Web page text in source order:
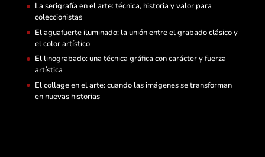
La serigrafía en el arte: técnica, historia y valor para
coleccionistas
El aguafuerte iluminado: la unión entre el grabado clásico y
el color artístico
El linograbado: una técnica gráfica con carácter y fuerza
artística
El collage en el arte: cuando las imágenes se transforman
en nuevas historias